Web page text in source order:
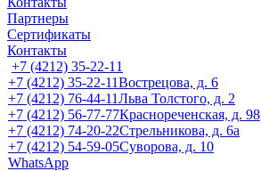
Партнеры
Сертификаты
Контакты
+7 (4212) 35-22-11
+7 (4212) 35-22-11Вострецова, д. 6
+7 (4212) 76-44-11Льва Толстого, д. 2
+7 (4212) 56-77-77Краснореченская, д. 98
+7 (4212) 74-20-22Стрельникова, д. 6а
+7 (4212) 54-59-05Суворова, д. 10
WhatsApp